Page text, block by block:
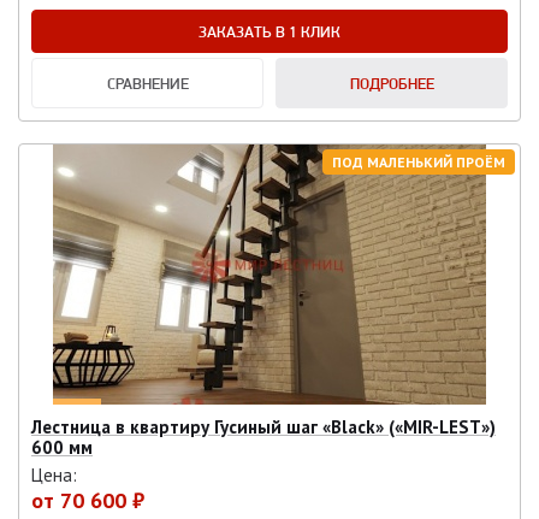
ЗАКАЗАТЬ В 1 КЛИК
СРАВНЕНИЕ ПОДРОБНЕЕ
ПОД МАЛЕНЬКИЙ ПРОЁМ
Лестница в квартиру Гусиный шаг «Black» («MIR-LEST»)
600 мм
Цена:
от 70 600 ₽